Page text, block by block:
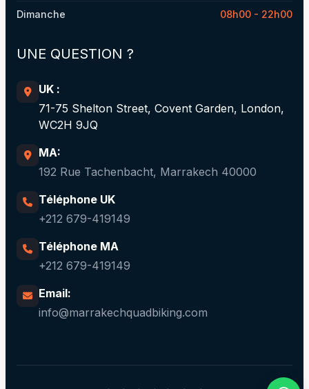
Dimanche 08h00 - 22h00
UNE QUESTION ?​
UK :
71-75 Shelton Street, Covent Garden, London,
WC2H 9JQ
MA:
192 Rue Tachenbacht, Marrakech 40000
Téléphone UK
+212 679-419149
Téléphone MA
+212 679-419149
Email:
info@marrakechquadbiking.com